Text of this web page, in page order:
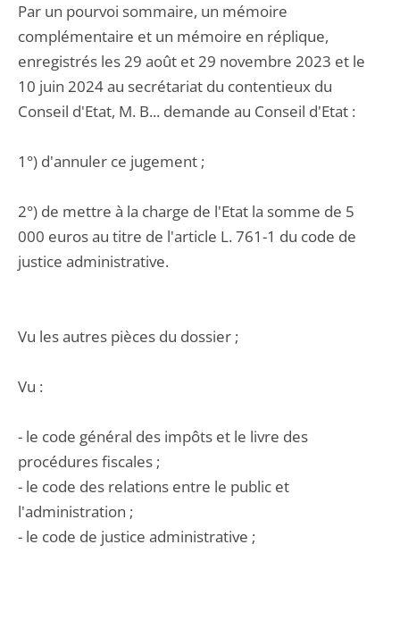
Par un pourvoi sommaire, un mémoire
complémentaire et un mémoire en réplique,
enregistrés les 29 août et 29 novembre 2023 et le
10 juin 2024 au secrétariat du contentieux du
Conseil d'Etat, M. B... demande au Conseil d'Etat :
1°) d'annuler ce jugement ;
2°) de mettre à la charge de l'Etat la somme de 5
000 euros au titre de l'article L. 761-1 du code de
justice administrative.
Vu les autres pièces du dossier ;
Vu :
- le code général des impôts et le livre des
procédures fiscales ;
- le code des relations entre le public et
l'administration ;
- le code de justice administrative ;